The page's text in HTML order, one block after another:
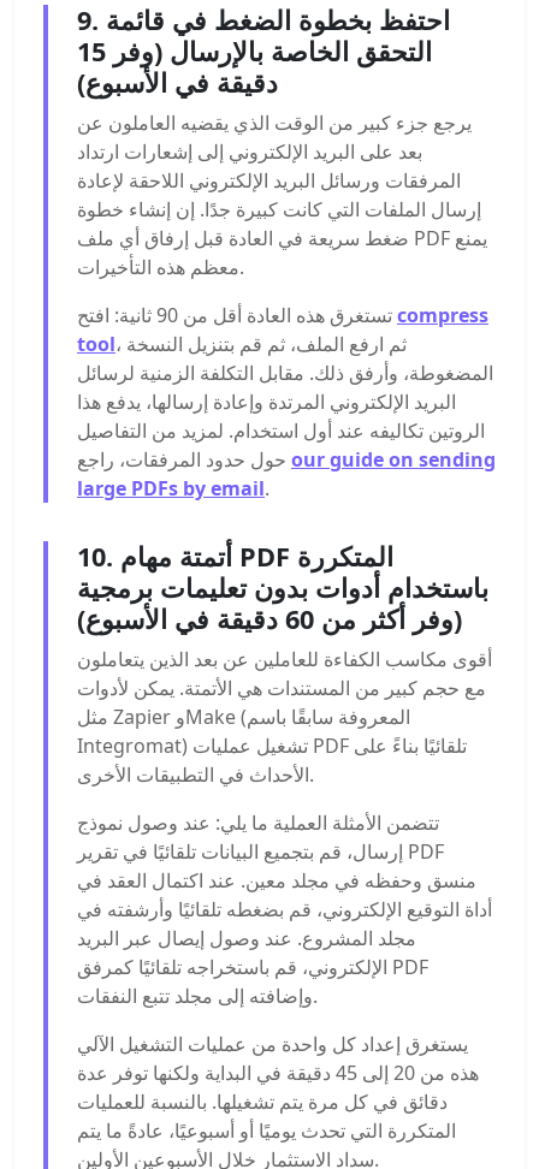
9. احتفظ بخطوة الضغط في قائمة
التحقق الخاصة بالإرسال (وفر 15
دقيقة في الأسبوع)
يرجع جزء كبير من الوقت الذي يقضيه العاملون عن
بعد على البريد الإلكتروني إلى إشعارات ارتداد
المرفقات ورسائل البريد الإلكتروني اللاحقة لإعادة
إرسال الملفات التي كانت كبيرة جدًا. إن إنشاء خطوة
ضغط سريعة في العادة قبل إرفاق أي ملف PDF يمنع
معظم هذه التأخيرات.
compress
tool، ثم ارفع الملف، ثم قم بتنزيل النسخة
المضغوطة، وأرفق ذلك. مقابل التكلفة الزمنية لرسائل
البريد الإلكتروني المرتدة وإعادة إرسالها، يدفع هذا
الروتين تكاليفه عند أول استخدام. لمزيد من التفاصيل
our guide on sending
large PDFs by email.
10. أتمتة مهام PDF المتكررة
باستخدام أدوات بدون تعليمات برمجية
(وفر أكثر من 60 دقيقة في الأسبوع)
أقوى مكاسب الكفاءة للعاملين عن بعد الذين يتعاملون
مع حجم كبير من المستندات هي الأتمتة. يمكن لأدوات
مثل Zapier وMake (المعروفة سابقًا باسم
Integromat) تشغيل عمليات PDF تلقائيًا بناءً على
الأحداث في التطبيقات الأخرى.
تتضمن الأمثلة العملية ما يلي: عند وصول نموذج
إرسال، قم بتجميع البيانات تلقائيًا في تقرير PDF
منسق وحفظه في مجلد معين. عند اكتمال العقد في
أداة التوقيع الإلكتروني، قم بضغطه تلقائيًا وأرشفته في
مجلد المشروع. عند وصول إيصال عبر البريد
الإلكتروني، قم باستخراجه تلقائيًا كمرفق PDF
وإضافته إلى مجلد تتبع النفقات.
يستغرق إعداد كل واحدة من عمليات التشغيل الآلي
هذه من 20 إلى 45 دقيقة في البداية ولكنها توفر عدة
دقائق في كل مرة يتم تشغيلها. بالنسبة للعمليات
المتكررة التي تحدث يوميًا أو أسبوعيًا، عادةً ما يتم
سداد الاستثمار خلال الأسبوعين الأولين.